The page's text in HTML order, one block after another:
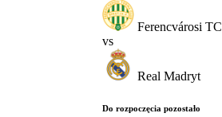
Ferencvárosi TC
vs
Real Madryt
Do rozpoczęcia pozostało